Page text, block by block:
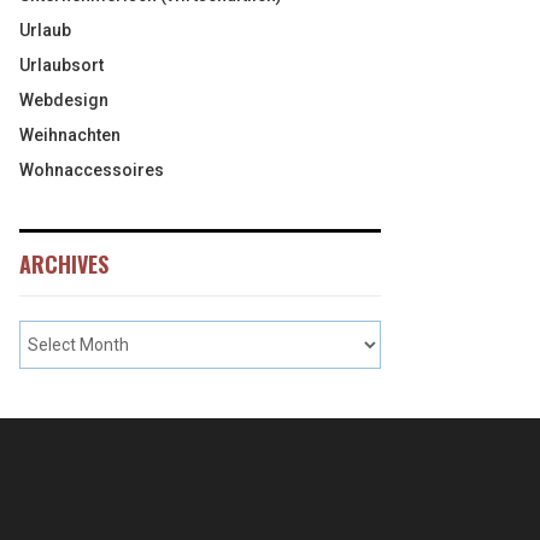
Urlaub
Urlaubsort
Webdesign
Weihnachten
Wohnaccessoires
ARCHIVES